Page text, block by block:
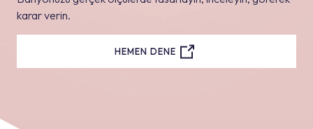
karar verin.
HEMEN DENE